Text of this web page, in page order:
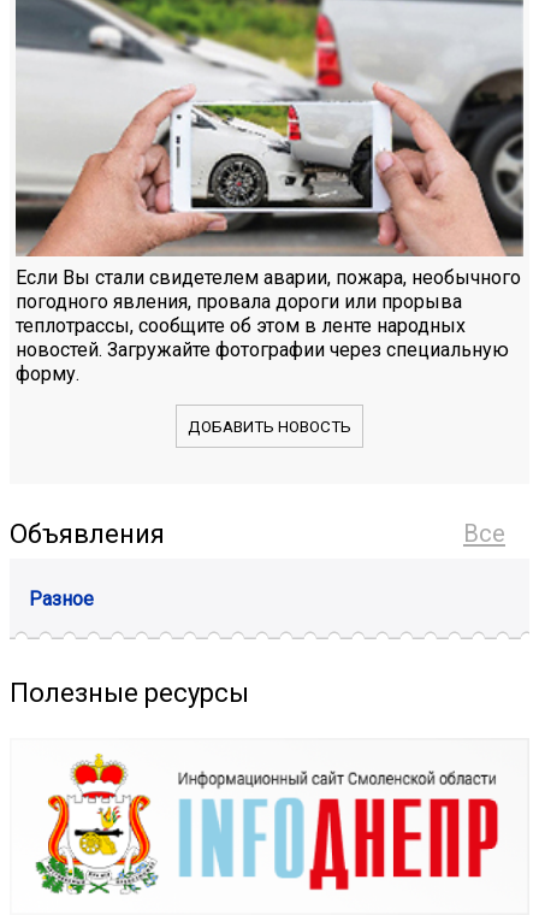
Если Вы стали свидетелем аварии, пожара, необычного
погодного явления, провала дороги или прорыва
теплотрассы, сообщите об этом в ленте народных
новостей. Загружайте фотографии через специальную
форму.
ДОБАВИТЬ НОВОСТЬ
Все
Объявления
Разное
Полезные ресурсы